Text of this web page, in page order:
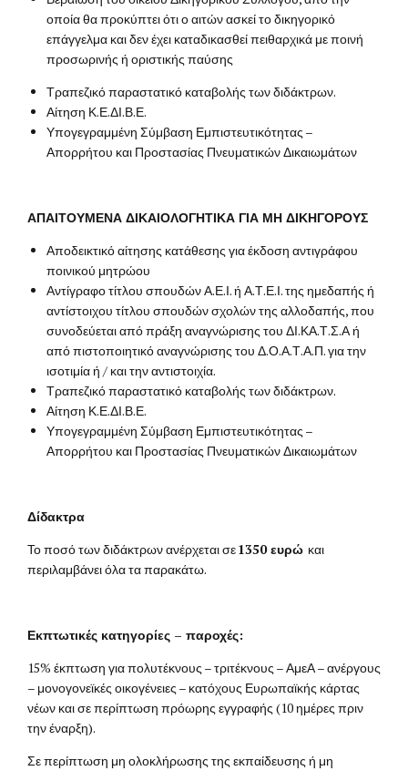
οποία θα προκύπτει ότι ο αιτών ασκεί το δικηγορικό
επάγγελμα και δεν έχει καταδικασθεί πειθαρχικά με ποινή
προσωρινής ή οριστικής παύσης
Τραπεζικό παραστατικό καταβολής των διδάκτρων.
Αίτηση Κ.Ε.ΔΙ.Β.Ε.
Υπογεγραμμένη Σύμβαση Εμπιστευτικότητας –
Απορρήτου και Προστασίας Πνευματικών Δικαιωμάτων
ΑΠΑΙΤΟΥΜΕΝΑ ΔΙΚΑΙΟΛΟΓΗΤΙΚΑ ΓΙΑ ΜΗ ΔΙΚΗΓΟΡΟΥΣ
Αποδεικτικό αίτησης κατάθεσης για έκδοση αντιγράφου
ποινικού μητρώου
Αντίγραφο τίτλου σπουδών Α.Ε.Ι. ή Α.Τ.Ε.Ι. της ημεδαπής ή
αντίστοιχου τίτλου σπουδών σχολών της αλλοδαπής, που
συνοδεύεται από πράξη αναγνώρισης του ΔΙ.ΚΑ.Τ.Σ.Α ή
από πιστοποιητικό αναγνώρισης του Δ.Ο.Α.Τ.Α.Π. για την
ισοτιμία ή / και την αντιστοιχία.
Τραπεζικό παραστατικό καταβολής των διδάκτρων.
Αίτηση Κ.Ε.ΔΙ.Β.Ε.
Υπογεγραμμένη Σύμβαση Εμπιστευτικότητας –
Απορρήτου και Προστασίας Πνευματικών Δικαιωμάτων
Δίδακτρα
Το ποσό των διδάκτρων ανέρχεται σε1350 ευρώ και
περιλαμβάνει όλα τα παρακάτω.
Εκπτωτικές κατηγορίες – παροχές:
15% έκπτωση για πολυτέκνους –τριτέκνους –ΑμεΑ – ανέργους
– μονογονεϊκές οικογένειες – κατόχους Ευρωπαϊκής κάρτας
νέων και σε περίπτωση πρόωρης εγγραφής (10 ημέρες πριν
την έναρξη).
Σε περίπτωση μη ολοκλήρωσης της εκπαίδευσης ή μη